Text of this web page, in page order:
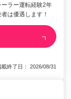
ラー運転経験2年
は優遇します！
終了日： 2026/08/31